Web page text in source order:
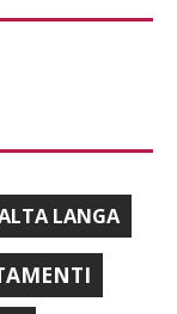
LANGA